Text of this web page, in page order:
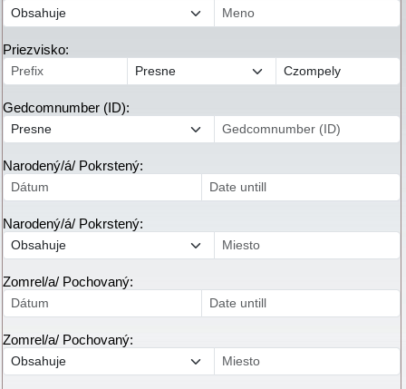
Priezvisko:
Gedcomnumber (ID):
Narodený/á/ Pokrstený:
Narodený/á/ Pokrstený:
Zomrel/a/ Pochovaný:
Zomrel/a/ Pochovaný: